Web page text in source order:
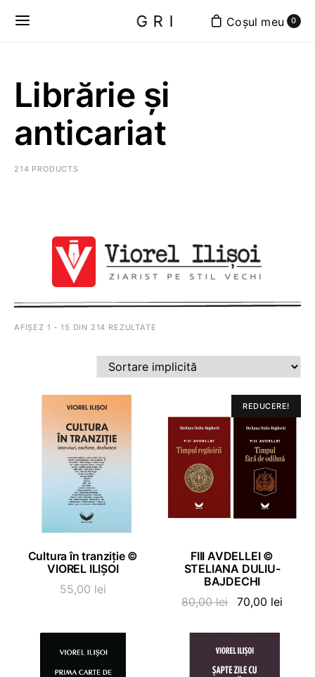
GRI 0
Librărie și
anticariat
214 PRODUCTS
AFIȘEZ 1 - 15 DIN 214 REZULTATE
ADAUGĂ ÎN COȘ
Cultura în tranziție ©
VIOREL ILIȘOI
55,00 lei
REDUCERE!
ADAUGĂ ÎN COȘ
FIII AVDELLEI ©
STELIANA DULIU-
BAJDECHI
80,00lei
Prețul
a
fost:
80,00 lei.
70,00 lei